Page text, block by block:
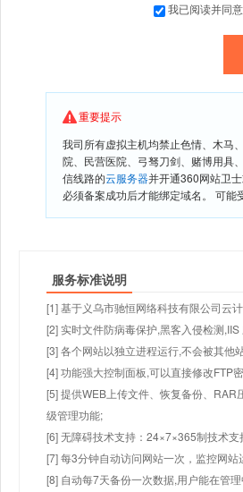
我已阅读并同
重要提示
我司所有虚拟主机均禁止色情、木马
院、民营医院、弓驽刀剑、赌博用具
信线路的云服务器并开通360网站卫
必须备案成功后才能绑定域名。 可能
服务标准说明
[1] 基于义乌市驰恒网络科技有限公司云
[2] 实时文件防病毒保护,黑客入侵检测
[3] 各个网站以独立进程运行,不会被其他
[4] 功能强大控制面板,可以直接修改FTP
[5] 提供WEB上传文件、恢复备份、
级管理功能;
[6] 无障碍技术支持：24×7×365制技术支
[7] 每3分钟自动访问网站一次，监控网站
[8] 自动每7天备份一次数据,用户能在管